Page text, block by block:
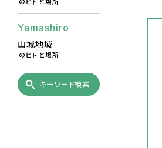
Yamashiro
山城地域
のヒトと場所
キーワード検索